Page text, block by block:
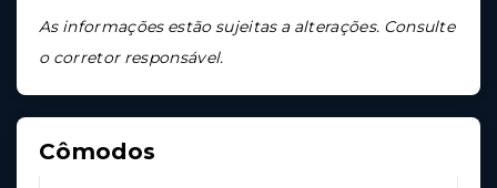
As informações estão sujeitas a alterações. Consulte
o corretor responsável.
Cômodos